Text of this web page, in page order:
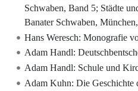
Schwaben, Band 5; Städte
Banater Schwaben,
Hans Weresch: Monografie
Adam Handl:
Adam Handl: Schule und
Adam Kuhn: Die Geschichte